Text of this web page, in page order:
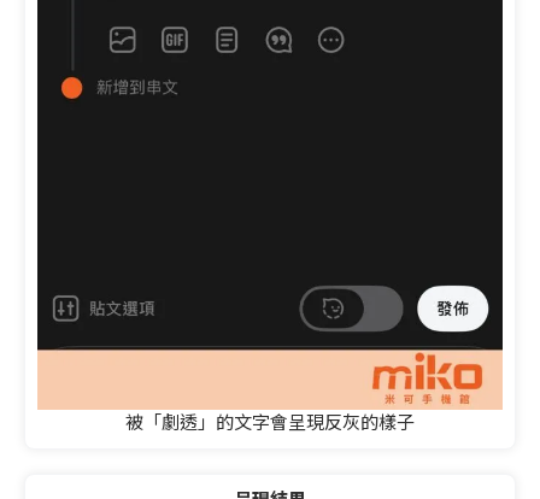
被「劇透」的文字會呈現反灰的樣子